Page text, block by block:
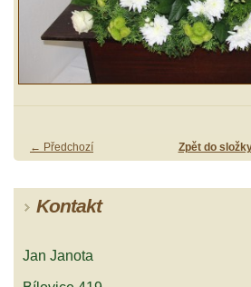
← Předchozí Zpět do
Kontakt
Jan Janota